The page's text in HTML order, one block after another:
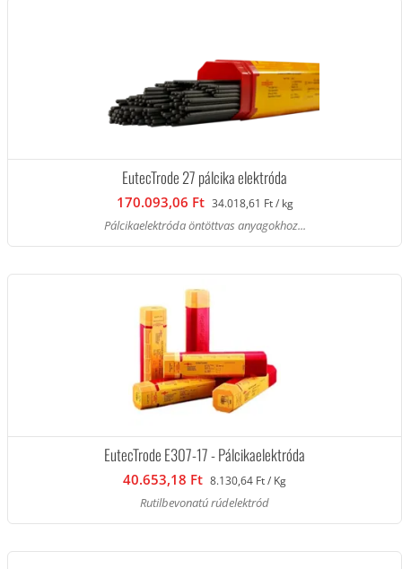
EutecTrode 27 pálcika elektróda
170.093,06 Ft 34.018,61 Ft / kg
Pálcikaelektróda öntöttvas anyagokhoz...
EutecTrode E307-17 - Pálcikaelektróda
40.653,18 Ft 8.130,64 Ft / Kg
Rutilbevonatú rúdelektród